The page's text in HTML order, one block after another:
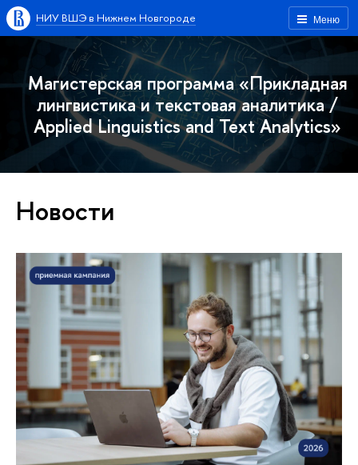
Меню
НИУ ВШЭ в Нижнем Новгороде
Магистерская программа «Прикладная
лингвистика и текстовая аналитика /
Applied Linguistics and Text Analytics»
Новости